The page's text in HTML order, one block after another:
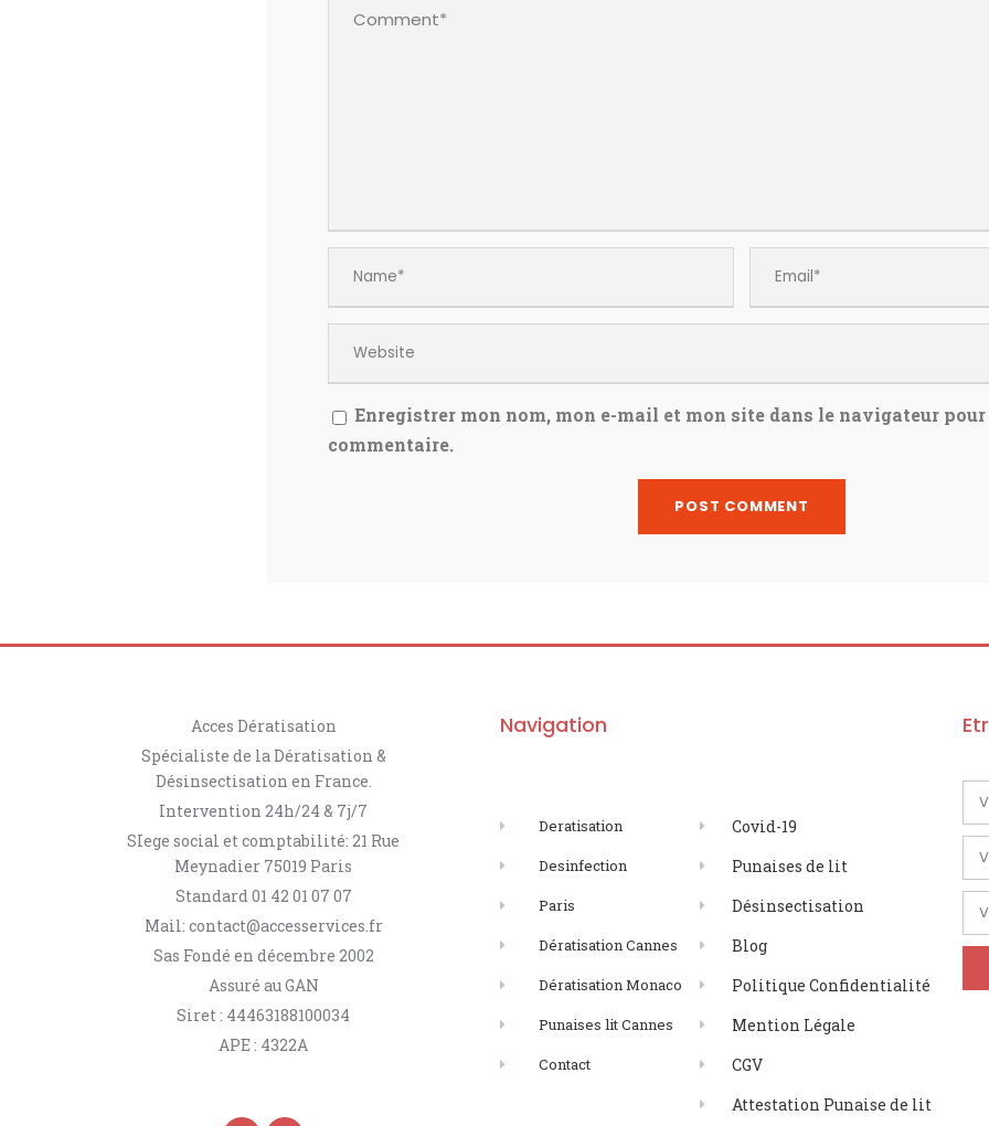
Enregistrer mon nom, mon e-mail et mon site dans le navigateur
commentaire.
Acces Dératisation
Spécialiste de la Dératisation &
Désinsectisation en France.
Intervention 24h/24 & 7j/7
SIege social et comptabilité: 21 Rue
Meynadier 75019 Paris
Standard 01 42 01 07 07
Mail: contact@accesservices.fr
Sas Fondé en décembre 2002
Assuré au GAN
Siret : 44463188100034
APE : 4322A
Navigation
Deratisation
Desinfection
Paris
Dératisation Cannes
Dératisation Monaco
Punaises lit Cannes
Contact
Covid-19
Punaises de lit
Désinsectisation
Blog
Politique Confidentialité
Mention Légale
CGV
Attestation Punaise de lit